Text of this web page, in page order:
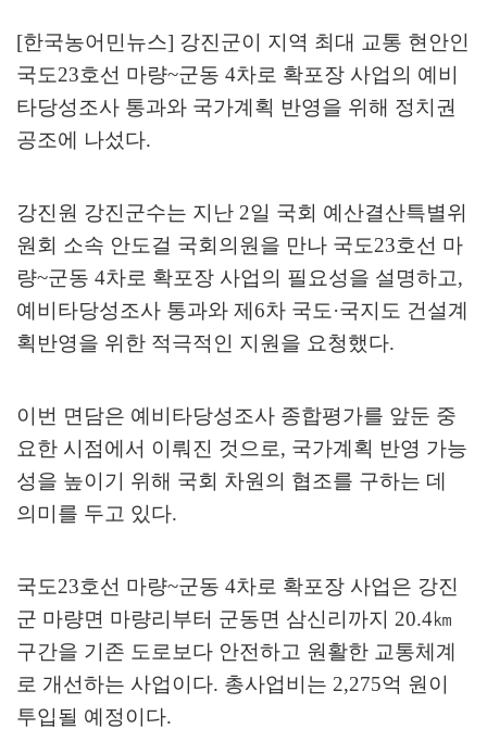
[한국농어민뉴스] 강진군이 지역 최대 교통 현안인
국도23호선 마량~군동 4차로 확포장 사업의 예비
타당성조사 통과와 국가계획 반영을 위해 정치권
공조에 나섰다.
강진원 강진군수는 지난 2일 국회 예산결산특별위
원회 소속 안도걸 국회의원을 만나 국도23호선 마
량~군동 4차로 확포장 사업의 필요성을 설명하고,
예비타당성조사 통과와 제 6차 국도 ·국지도 건설계
획반영을 위한 적극적인 지원을 요청했다.
이번 면담은 예비타당성조사 종합평가를 앞둔 중
요한 시점에서 이뤄진 것으로, 국가계획 반영 가능
성을 높이기 위해 국회 차원의 협조를 구하는 데
의미를 두고 있다.
국도23호선 마량~군동 4차로 확포장 사업은 강진
군 마량면 마량리부터 군동면 삼신리까지 20.4㎞
구간을 기존 도로보다 안전하고 원활한 교통체계
로 개선하는 사업이다. 총사업비는 2,275억 원이
투입될 예정이다.